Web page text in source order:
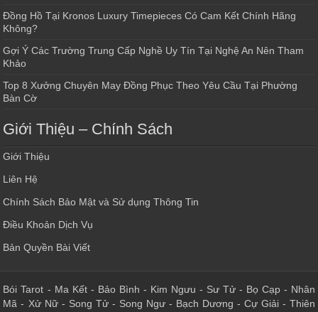
Đồng Hồ Tại Kronos Luxury Timepieces Có Cam Kết Chính Hãng
Không?
Gợi Ý Các Trường Trung Cấp Nghề Uy Tín Tại Nghệ An Nên Tham
Khảo
Top 8 Xưởng Chuyên May Đồng Phục Theo Yêu Cầu Tại Phường
Bàn Cờ
Giới Thiệu – Chính Sách
Giới Thiệu
Liên Hệ
Chính Sách Bảo Mật và Sử dụng Thông Tin
Điều Khoản Dịch Vụ
Bản Quyền Bài Viết
Bói Tarot - Ma Kết- Bảo Bình - Kim Ngưu - Sư Tử- Bọ Cạp- Nhân
Mã - Xử Nữ- Song Tử- Song Ngư- Bạch Dương - Cự Giải- Thiên